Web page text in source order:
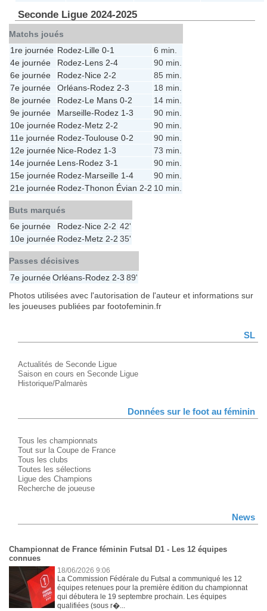
Seconde Ligue 2024-2025
Matchs joués
1re journée Rodez-Lille 0-1
6 min.
4e journée
Rodez-Lens 2-4
90 min.
6e journée
Rodez-Nice 2-2
85 min.
7e journée
Orléans-Rodez 2-3
18 min.
8e journée
Rodez-Le Mans 0-2
14 min.
9e journée
Marseille-Rodez 1-3
90 min.
10e journée Rodez-Metz 2-2
90 min.
11e journée Rodez-Toulouse 0-2
90 min.
12e journée Nice-Rodez 1-3
73 min.
14e journée Lens-Rodez 3-1
90 min.
15e journée Rodez-Marseille 1-4
90 min.
21e journée Rodez-Thonon Évian 2-2 10 min.
Buts marqués
6e journée
Rodez-Nice 2-2 42'
10e journée Rodez-Metz 2-2 35'
Passes décisives
7e journéeOrléans-Rodez 2-3 89'
Photos utilisées avec l'autorisation de l'auteur et informations sur
les joueuses publiées par footofeminin.fr
SL
Actualités de Seconde Ligue
Saison en cours en Seconde Ligue
Historique/Palmarès
Données sur le foot au féminin
Tous les championnats
Tout sur la Coupe de France
Tous les clubs
Toutes les sélections
Ligue des Champions
Recherche de joueuse
News
Championnat de France féminin Futsal D1 - Les 12 équipes
connues
18/06/2026 9:06
La Commission Fédérale du Futsal a communiqué les 12
équipes retenues pour la première édition du championnat
qui débutera le 19 septembre prochain. Les équipes
qualifiées (sous r�...